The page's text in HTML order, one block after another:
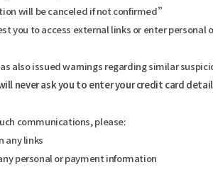
will be canceled if not confirmed”
you to access external links or enter personal
also issued warnings regarding similar
never ask you to enter your credit card
communications, please:
any links
personal or payment information